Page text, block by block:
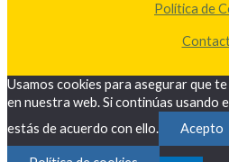
Política de
Usamos cookies para asegurar que
en nuestra web. Si continúas usando
estás de acuerdo con ello.
Acepto